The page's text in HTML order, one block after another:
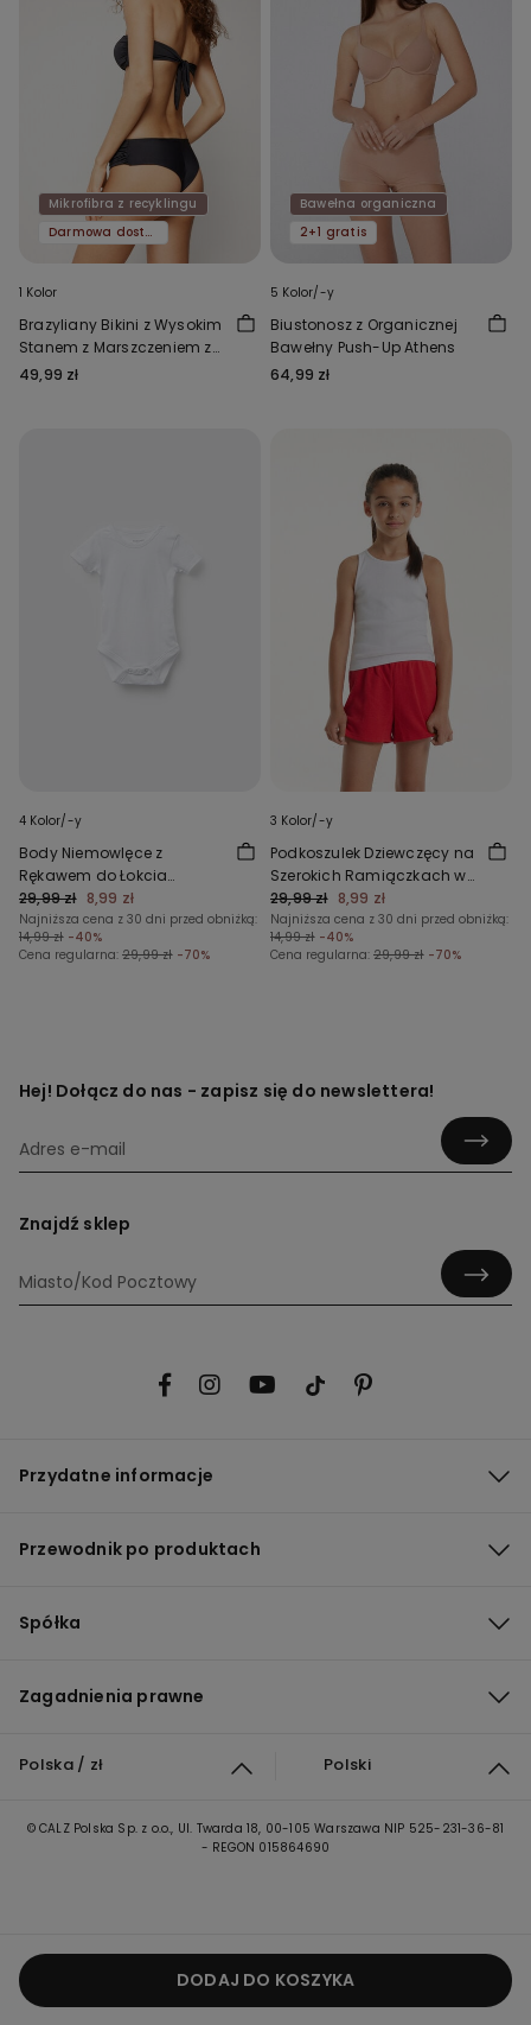
DODAJ DO KOSZYKA
Mikrofibra z recyklingu
Darmowa dostawa
1 Kolor
Brazyliany Bikini z Wysokim
Stanem z Marszczeniem z
Mikrofibry z Recyklingu
49,99 zł
Bawełna organiczna
2+1 gratis
5 Kolor/-y
Biustonosz z Organicznej
Bawełny Push-Up Athens
64,99 zł
4 Kolor/-y
Body Niemowlęce z
Rękawem do Łokcia
Wykonane w 100% z
Bawełny w Jednolitym
Kolorze
29,99 zł 8,99 zł
Najniższa cena z 30 dni przed obniżką:
14,99 zł -40%
Cena regularna: 29,99 zł -70%
3 Kolor/-y
Podkoszulek Dziewczęcy na
Szerokich Ramiączkach w
Prążki
29,99 zł 8,99 zł
Najniższa cena z 30 dni przed obniżką:
14,99 zł -40%
Cena regularna: 29,99 zł -70%
Hej! Dołącz do nas - zapisz się do newslettera!
Znajdź sklep
Przydatne informacje
Przewodnik po produktach
Spółka
Zagadnienia prawne
Polska / zł Polski
© CALZ Polska Sp. z o.o., Ul. Twarda 18, 00-105 Warszawa NIP 525-231-36-81
- REGON 015864690